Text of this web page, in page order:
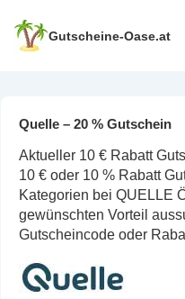
Zum
Inhalt
Gutscheine-Oase.at
Quelle – 20 % Gutschein
Aktueller 10 € Rabatt
10 € oder 10 % Rabatt
Kategorien bei QUELLE
gewünschten Vorteil
Gutscheincode oder